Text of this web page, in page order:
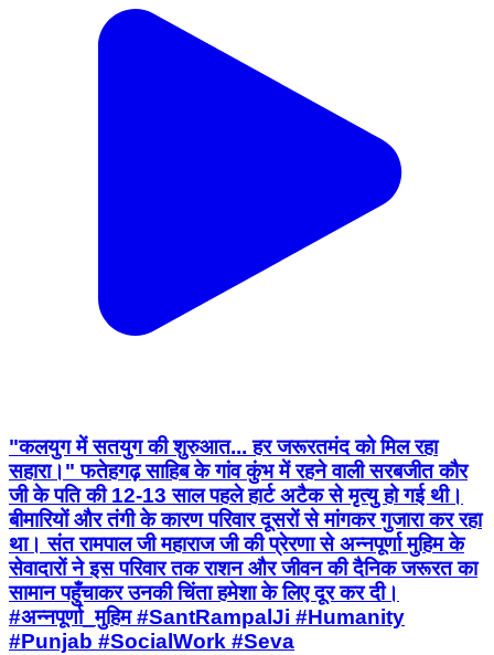
"कलयुग में सतयुग की शुरुआत... हर जरूरतमंद को मिल रहा
सहारा।" फतेहगढ़ साहिब के गांव कुंभ में रहने वाली सरबजीत कौर
जी के पति की 12-13 साल पहले हार्ट अटैक से मृत्यु हो गई थी।
बीमारियों और तंगी के कारण परिवार दूसरों से मांगकर गुजारा कर रहा
था। संत रामपाल जी महाराज जी की प्रेरणा से अन्नपूर्णा मुहिम के
सेवादारों ने इस परिवार तक राशन और जीवन की दैनिक जरूरत का
सामान पहुँचाकर उनकी चिंता हमेशा के लिए दूर कर दी।
#अन्नपूर्णा_मुहिम #SantRampalJi #Humanity
#Punjab #SocialWork #Seva